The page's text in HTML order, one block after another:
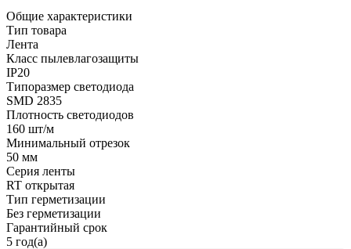
Общие характеристики
Тип товара
Лента
Класс пылевлагозащиты
IP20
Типоразмер светодиода
SMD 2835
Плотность светодиодов
160 шт/м
Минимальный отрезок
50 мм
Серия ленты
RT открытая
Тип герметизации
Без герметизации
Гарантийный срок
5 год(а)